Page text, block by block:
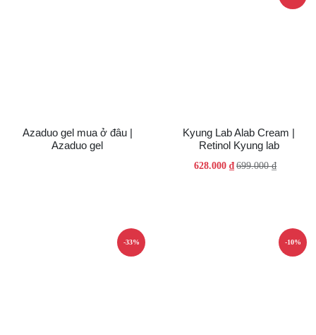
Azaduo gel mua ở đâu |
Azaduo gel
Kyung Lab Alab Cream |
Retinol Kyung lab
699.000₫
Giá
628.000 ₫ Giá
-33% -10%